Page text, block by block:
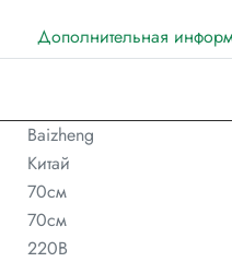
Дополнительная
Baizheng
Китай
70см
70см
220В